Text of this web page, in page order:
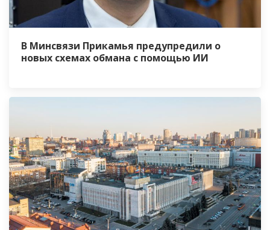
В Минсвязи Прикамья предупредили о
новых схемах обмана с помощью ИИ